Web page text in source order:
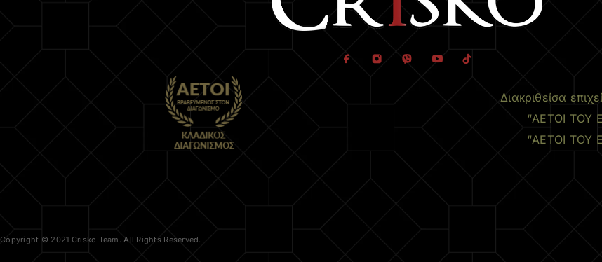
Διακριθείσα
“ΑΕΤΟΙ ΤΟΥ
“ΑΕΤΟΙ ΤΟΥ
Copyright © 2021 Crisko Team. All Rights Reserved.